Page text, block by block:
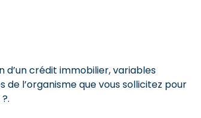
d’un crédit immobilier, variables
de l’organisme que vous sollicitez pour